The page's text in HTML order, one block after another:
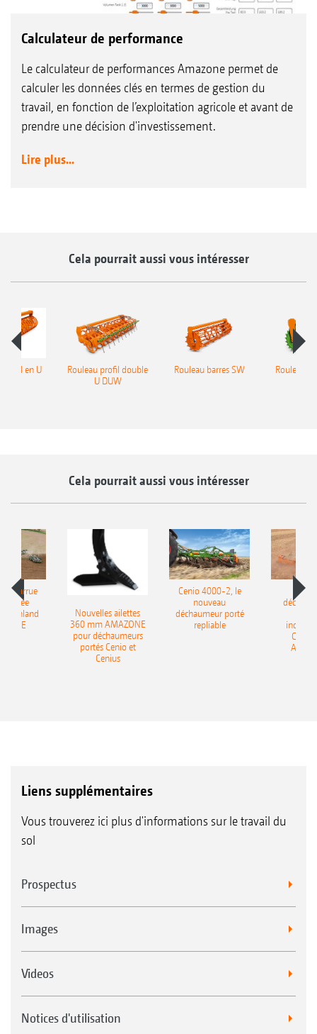
Calculateur de performance
Le calculateur de performances Amazone permet de
calculer les données clés en termes de gestion du
travail, en fonction de l’exploitation agricole et avant de
prendre une décision d'investissement.
Lire plus...
Cela pourrait aussi vous intéresser
profil en U
Rouleau profil double
U DUW
Rouleau barres SW Rouleau
Cela pourrait aussi vous intéresser
charrue
portée
Onland
Nouvelles ailettes
360 mm AMAZONE
pour déchaumeurs
portés Cenio et
Cenius
Cenio 4000-2, le
nouveau
déchaumeur porté
repliable
Liens supplémentaires
Vous trouverez ici plus d'informations sur le travail du
sol
Prospectus
Images
Videos
Notices d'utilisation